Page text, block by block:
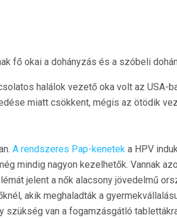
fő okai a dohányzás és a szóbeli
halálok vezető oka volt az USA-
miatt csökkent, mégis az ötödik
A rendszeres Pap-kenetek a HPV
mindig nagyon kezelhetők. Vannak
jelent a nők alacsony jövedelmű
akik meghaladták a
szükség van a fogamzásgátló